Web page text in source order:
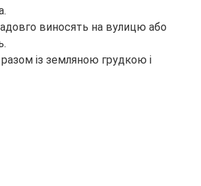
виносять на вулицю або
із земляною грудкою і